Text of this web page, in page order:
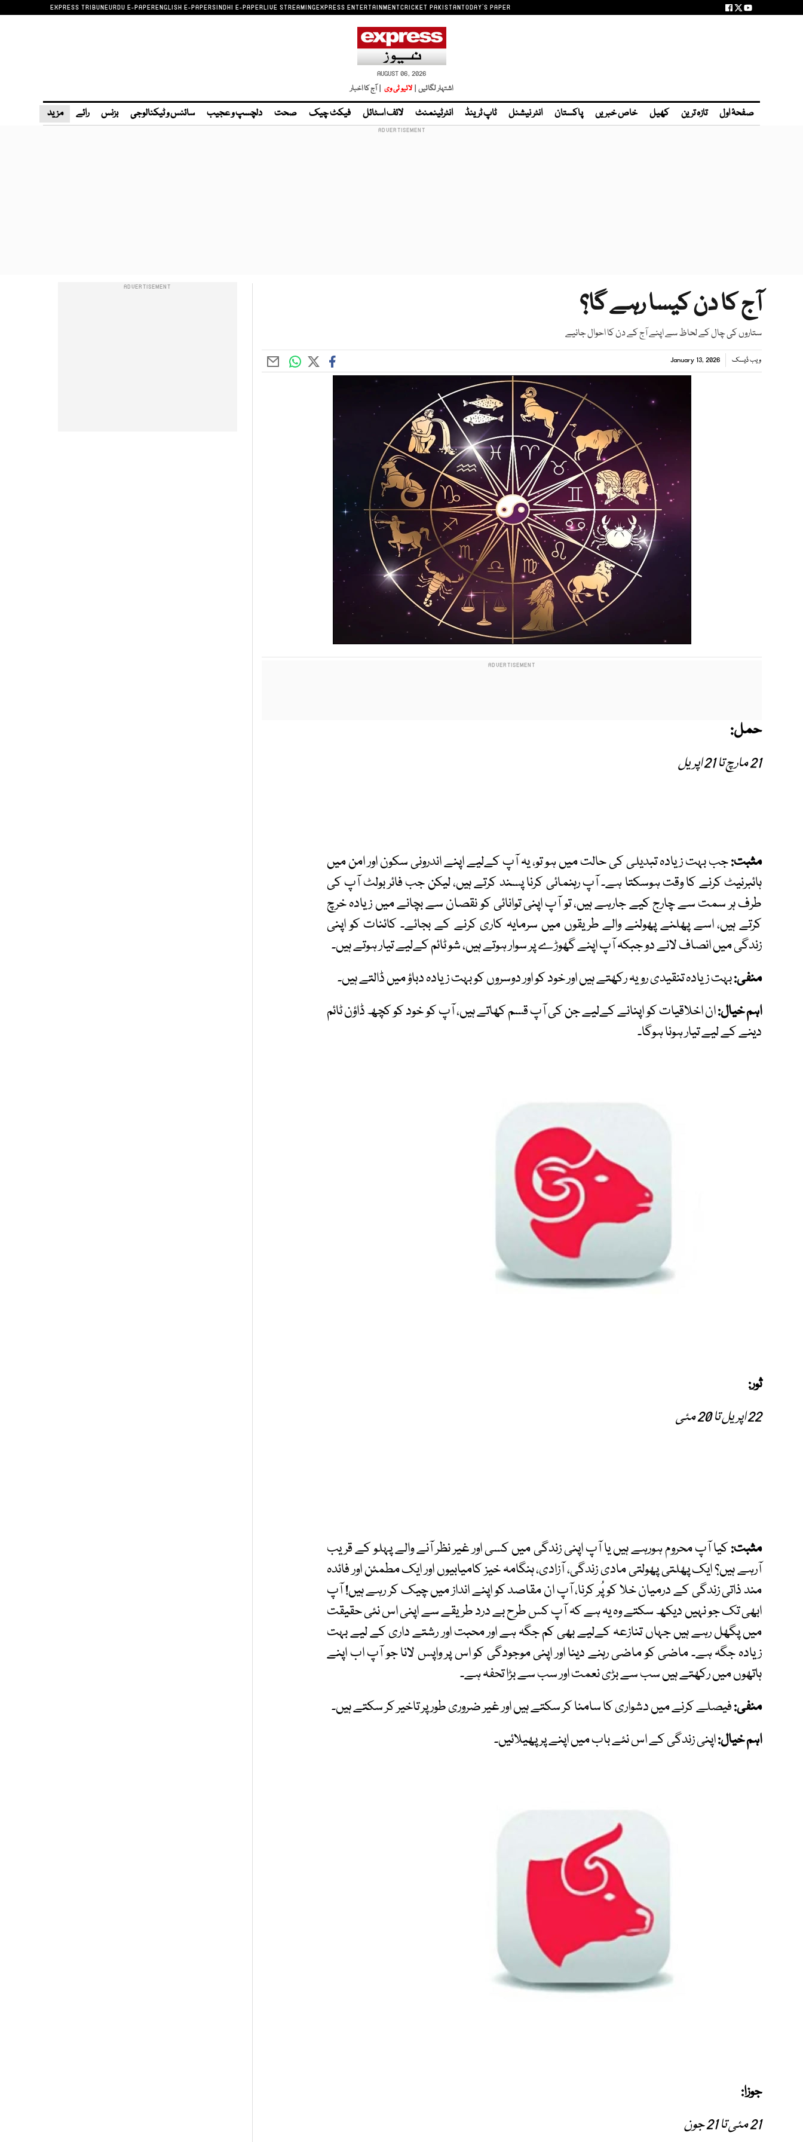
EXPRESS TRIBUNEURDU E-PAPERENGLISH E-PAPERSINDHI E-PAPERLIVE STREAMINGEXPRESS ENTERTAINMENTCRICKET PAKISTANTODAY'S PAPER
AUGUST 06, 2026
اشتہار لگائیں | لائیو ٹی وی | آج کا اخبار
صفحۂ اول تازہ ترین کھیل خاص خبریں پاکستان انٹر نیشنل ٹاپ ٹرینڈ انٹرٹینمنٹ لائف اسٹائل فیکٹ چیک صحت دلچسپ و عجیب سائنس و ٹیکنالوجی بزنس رائے مزید
آج کا دن کیسا رہے گا؟
ستاروں کی چال کے لحاظ سے اپنے آج کے دن کا احوال جانیے
ویب ڈیسک January 13, 2026
حمل:
21 مارچ تا 21 اپریل
مثبت:جب بہت زیادہ تبدیلی کی حالت میں ہو تو، یہ آپ کےلیے اپنے اندرونی سکون اور امن میں
ہائبرنیٹ کرنے کا وقت ہوسکتا ہے۔ آپ رہنمائی کرنا پسند کرتے ہیں، لیکن جب فائر بولٹ آپ کی
طرف ہر سمت سے چارج کیے جارہے ہیں، تو آپ اپنی توانائی کو نقصان سے بچانے میں زیادہ خرچ
کرتے ہیں، اسے پھلنے پھولنے والے طریقوں میں سرمایہ کاری کرنے کے بجائے۔ کائنات کو اپنی
زندگی میں انصاف لانے دو جبکہ آپ اپنے گھوڑے پر سوار ہوتے ہیں، شو ٹائم کےلیے تیار ہوتے ہیں۔
منفی:بہت زیادہ تنقیدی رویہ رکھتے ہیں اور خود کو اور دوسروں کو بہت زیادہ دباؤ میں ڈالتے ہیں۔
اہم خیال:ان اخلاقیات کو اپنانے کےلیے جن کی آپ قسم کھاتے ہیں، آپ کو خود کو کچھ ڈاؤن ٹائم
دینے کے لیے تیار ہونا ہوگا۔
ثور:
22 اپریل تا 20 مئی
مثبت:کیا آپ محروم ہورہے ہیں یا آپ اپنی زندگی میں کسی اور غیر نظر آنے والے پہلو کے قریب
آرہے ہیں؟ ایک پھلتی پھولتی مادی زندگی، آزادی، ہنگامہ خیز کامیابیوں اور ایک مطمئن اور فائدہ
مند ذاتی زندگی کے درمیان خلا کو پُر کرنا، آپ ان مقاصد کو اپنے انداز میں چیک کر رہے ہیں! آپ
ابھی تک جو نہیں دیکھ سکتے وہ یہ ہے کہ آپ کس طرح بے درد طریقے سے اپنی اس نئی حقیقت
میں پگھل رہے ہیں جہاں تنازعہ کےلیے بھی کم جگہ ہے اور محبت اور رشتے داری کے لیے بہت
زیادہ جگہ ہے۔ ماضی کو ماضی رہنے دینا اور اپنی موجودگی کو اس پر واپس لانا جو آپ اب اپنے
ہاتھوں میں رکھتے ہیں سب سے بڑی نعمت اور سب سے بڑا تحفہ ہے۔
منفی:فیصلے کرنے میں دشواری کا سامنا کر سکتے ہیں اور غیر ضروری طور پر تاخیر کر سکتے ہیں۔
اہم خیال:اپنی زندگی کے اس نئے باب میں اپنے پر پھیلائیں۔
جوزا:
21 مئی تا 21 جون